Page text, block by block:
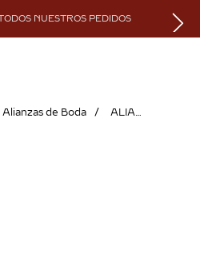
NUESTROS PEDIDOS
Alianzas de Boda ALIANZA C DE CARTIER